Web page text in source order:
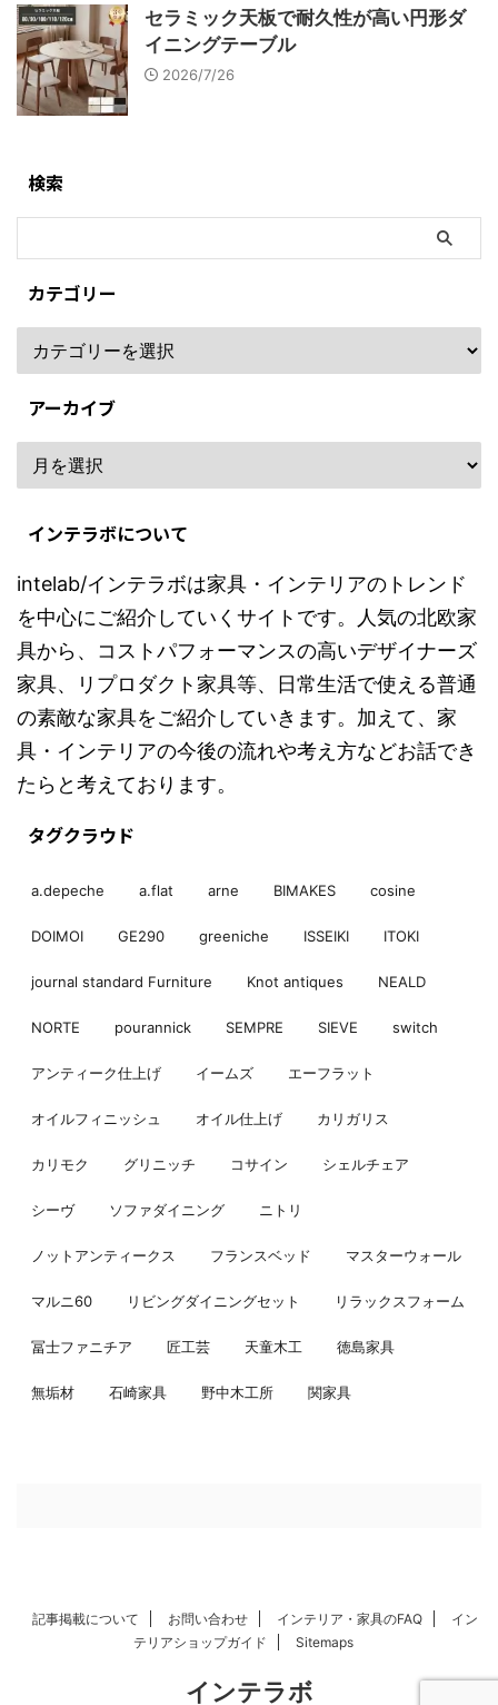
セラミック天板で耐久性が高い円形ダ
イニングテーブル
2026/7/26
検索
カテゴリー
アーカイブ
インテラボについて
intelab/インテラボは家具・インテリアのトレンド
を中心にご紹介していくサイトです。人気の北欧家
具から、コストパフォーマンスの高いデザイナーズ
家具、リプロダクト家具等、日常生活で使える普通
の素敵な家具をご紹介していきます。加えて、家
具・インテリアの今後の流れや考え方などお話でき
たらと考えております。
タグクラウド
a.depeche a.flat arne BIMAKES cosine
DOIMOI GE290 greeniche ISSEIKI ITOKI
journal standard Furniture Knot antiques NEALD
NORTE pourannick SEMPRE SIEVE switch
アンティーク仕上げ イームズ エーフラット
オイルフィニッシュ オイル仕上げ カリガリス
カリモク グリニッチ コサイン シェルチェア
シーヴ ソファダイニング ニトリ
ノットアンティークス フランスベッド マスターウォール
マルニ60 リビングダイニングセット リラックスフォーム
冨士ファニチア 匠工芸 天童木工 徳島家具
無垢材 石崎家具 野中木工所 関家具
記事掲載について お問い合わせ インテリア・家具のFAQ
イン
テリアショップガイド
Sitemaps
インテラボ